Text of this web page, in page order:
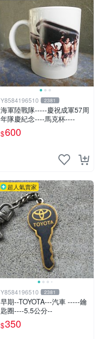
Y8584196510 2381
海軍陸戰隊-----慶祝成軍57周
年隊慶紀念----馬克杯----
$600
超人氣賣家
Y8584196510 2381
早期--TOYOTA---汽車 -----鑰
匙圈----5.5公分--
$350